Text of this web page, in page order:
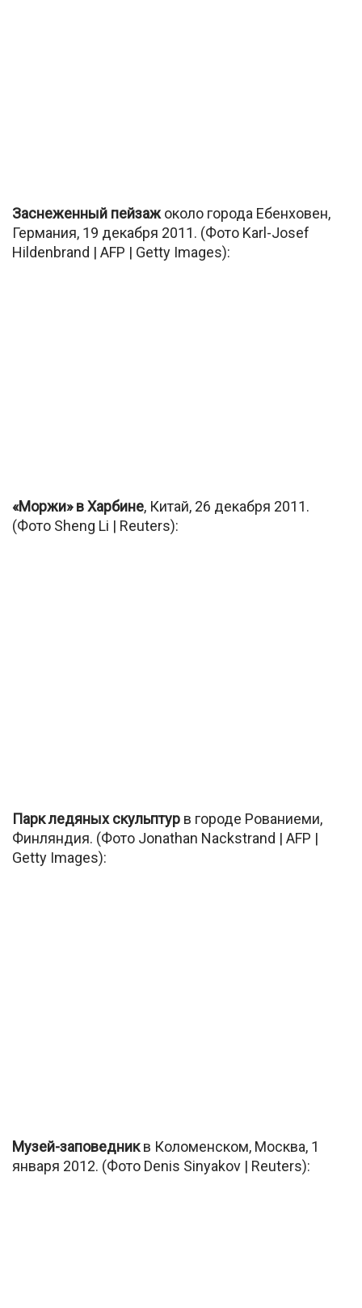
Заснеженный пейзаж около города Ебенховен,
Германия, 19 декабря 2011. (Фото Karl-Josef
Hildenbrand | AFP | Getty Images):
«Моржи» в Харбине, Китай, 26 декабря 2011.
(Фото Sheng Li | Reuters):
Парк ледяных скульптур в городе Рованиеми,
Финляндия. (Фото Jonathan Nackstrand | AFP |
Getty Images):
Музей-заповедникв Коломенском, Москва, 1
января 2012. (Фото Denis Sinyakov | Reuters):